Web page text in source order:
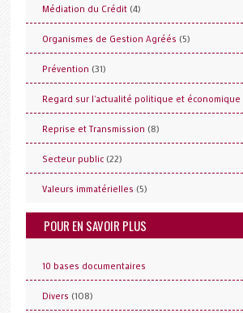
Médiation du Crédit (4)
Organismes de Gestion Agréés (5)
Prévention (31)
Regard sur l'actualité politique et économique
Reprise et Transmission (8)
Secteur public (22)
Valeurs immatérielles (5)
POUR EN SAVOIR PLUS
10 bases documentaires
Divers (108)